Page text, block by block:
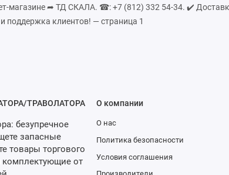
магазине ➦ ТД СКАЛА. ☎: +7 (812) 332 54-34. ✔️
поддержка клиентов! — страница 1
ТРАВОЛАТОРА
безупречное
запасные
товары торгового
от
О компании
О нас
Политика безопасности
Условия соглашения